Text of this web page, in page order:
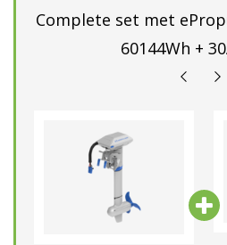
Complete set met
60144Wh +